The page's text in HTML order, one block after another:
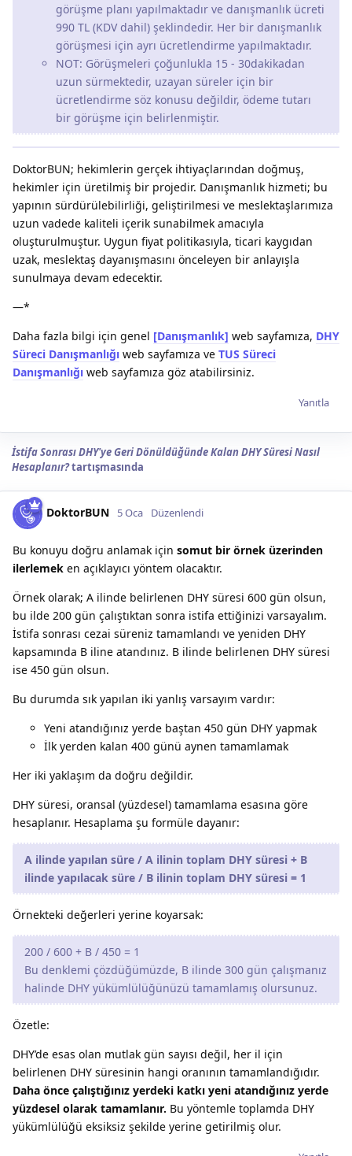
görüşme planı yapılmaktadır ve danışmanlık ücreti
990 TL (KDV dahil) şeklindedir. Her bir danışmanlık
görüşmesi için ayrı ücretlendirme yapılmaktadır.
NOT: Görüşmeleri çoğunlukla 15 - 30dakikadan
uzun sürmektedir, uzayan süreler için bir
ücretlendirme söz konusu değildir, ödeme tutarı
bir görüşme için belirlenmiştir.
DoktorBUN; hekimlerin gerçek ihtiyaçlarından doğmuş,
hekimler için üretilmiş bir projedir. Danışmanlık hizmeti; bu
yapının sürdürülebilirliği, geliştirilmesi ve meslektaşlarımıza
uzun vadede kaliteli içerik sunabilmek amacıyla
oluşturulmuştur. Uygun fiyat politikasıyla, ticari kaygıdan
uzak, meslektaş dayanışmasını önceleyen bir anlayışla
sunulmaya devam edecektir.
—*
Daha fazla bilgi için genel [Danışmanlık] web sayfamıza, DHY
Süreci Danışmanlığı web sayfamıza ve TUS Süreci
Danışmanlığı web sayfamıza göz atabilirsiniz.
Yanıtla
İstifa Sonrası DHY'ye Geri Dönüldüğünde Kalan DHY Süresi Nasıl
Hesaplanır?tartışmasında
DoktorBUN 5 Oca Düzenlendi
Bu konuyu doğru anlamak için somut bir örnek üzerinden
ilerlemek en açıklayıcı yöntem olacaktır.
Örnek olarak; A ilinde belirlenen DHY süresi 600 gün olsun,
bu ilde 200 gün çalıştıktan sonra istifa ettiğinizi varsayalım.
İstifa sonrası cezai süreniz tamamlandı ve yeniden DHY
kapsamında B iline atandınız. B ilinde belirlenen DHY süresi
ise 450 gün olsun.
Bu durumda sık yapılan iki yanlış varsayım vardır:
Yeni atandığınız yerde baştan 450 gün DHY yapmak
İlk yerden kalan 400 günü aynen tamamlamak
Her iki yaklaşım da doğru değildir.
DHY süresi, oransal (yüzdesel) tamamlama esasına göre
hesaplanır. Hesaplama şu formüle dayanır:
A ilinde yapılan süre / A ilinin toplam DHY süresi + B
ilinde yapılacak süre / B ilinin toplam DHY süresi = 1
Örnekteki değerleri yerine koyarsak:
200 / 600 + B / 450 = 1
Bu denklemi çözdüğümüzde, B ilinde 300 gün çalışmanız
halinde DHY yükümlülüğünüzü tamamlamış olursunuz.
Özetle:
DHY’de esas olan mutlak gün sayısı değil, her il için
belirlenen DHY süresinin hangi oranının tamamlandığıdır.
Daha önce çalıştığınız yerdeki katkı yeni atandığınız yerde
yüzdesel olarak tamamlanır. Bu yöntemle toplamda DHY
yükümlülüğü eksiksiz şekilde yerine getirilmiş olur.